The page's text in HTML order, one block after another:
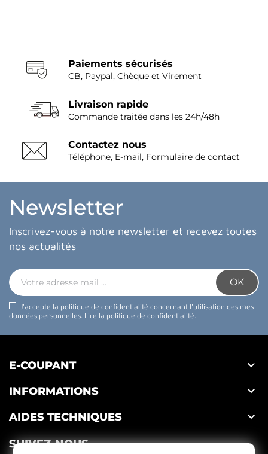
Paiements sécurisés
CB, Paypal, Chèque et Virement
Livraison rapide
Commande traitée dans les 24h/48h
Contactez nous
Téléphone, E-mail, Formulaire de contact
Newsletter
Inscrivez-vous à notre newsletter et recevez toutes
nos actualités
J'accepte la politique de confidentialité concernant l'utilisation des mes
données personnelles. Lire la politique de confidentialité.
E-COUPANT 
INFORMATIONS 
AIDES TECHNIQUES 
SUIVEZ-NOUS